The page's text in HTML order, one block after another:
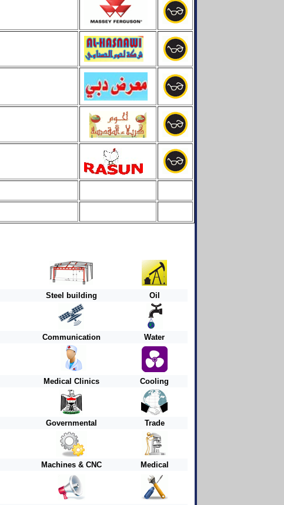
Steel building Oil
Communication Water
Medical Clinics Cooling
Governmental Trade
Machines & CNC Medical